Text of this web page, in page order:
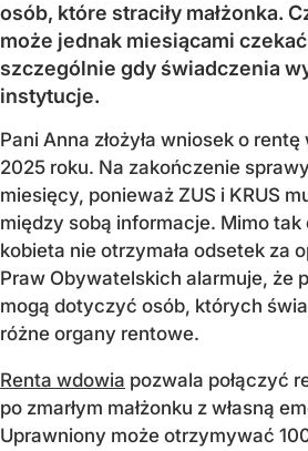
osób, które straciły małżonka.
może jednak miesiącami
szczególnie gdy świadczenia
instytucje.
Pani Anna złożyła wniosek o
2025 roku. Na zakończenie
miesięcy, ponieważ ZUS i KRUS
między sobą informacje. Mimo tak
kobieta nie otrzymała odsetek za
Praw Obywatelskich alarmuje, że
mogą dotyczyć osób, których
różne organy rentowe.
Renta wdowia pozwala połączyć
po zmarłym małżonku z własną
Uprawniony może otrzymywać